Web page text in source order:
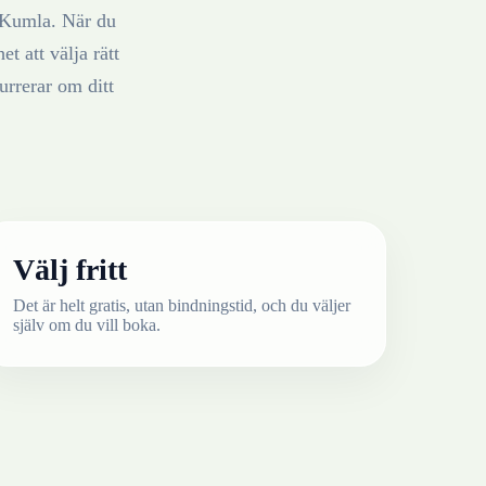
. När du
att välja rätt
om ditt
Välj fritt
Det är helt gratis, utan bindningstid, och du väljer
själv om du vill boka.